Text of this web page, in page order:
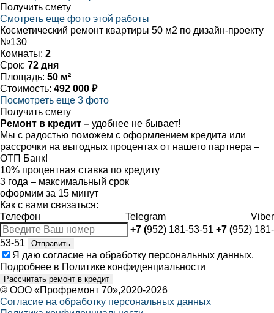
Получить смету
Смотреть еще фото этой работы
Косметический ремонт квартиры 50 м2 по дизайн-проекту
№130
Комнаты: 2
Срок: 72 дня
Площадь: 50 м²
Стоимость: 492 000 ₽
Посмотреть еще 3 фото
Получить смету
Ремонт в кредит – удобнее не бывает!
Мы с радостью поможем с оформлением кредита или
рассрочки на выгодных процентах от нашего партнера –
ОТП Банк!
10% процентная ставка по кредиту
3 года – максимальный срок
оформим за 15 минут
Как с вами связаться:
Телефон
Telegram
Viber
+7 (952) 181-53-51 +7 (952) 181-
53-51
Отправить
Я даю согласие на обработку персональных данных.
Подробнее в Политике конфиденциальности
Рассчитать ремонт в кредит
© ООО «Профремонт 70»,2020-2026
Согласие на обработку персональных данных